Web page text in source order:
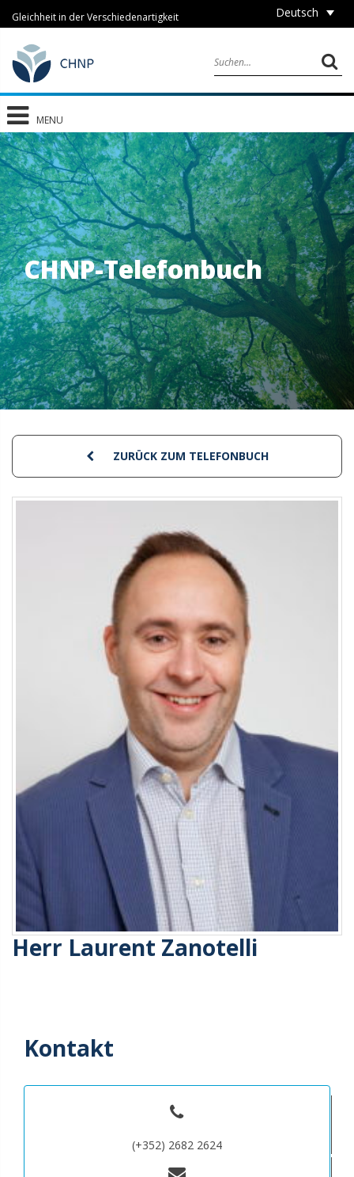
Gleichheit in der Verschiedenartigkeit Deutsch
MENU
CHNP-Telefonbuch
ZURÜCK ZUM TELEFONBUCH
Herr Laurent Zanotelli
Kontakt
(+352) 2682 2624